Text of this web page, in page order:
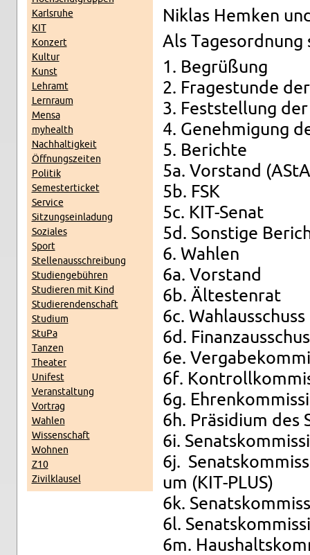
Karls­ru­he
KIT
Kon­zert
Kul­tur
Kunst
Lehr­amt
Lern­raum
Mensa
myhe­alth
Nach­hal­tig­keit
Öff­nungs­zei­ten
Po­li­tik
Se­mes­ter­ti­cket
Ser­vice
Sit­zungs­ein­la­dung
So­zia­les
Sport
Stel­len­aus­schrei­bung
Stu­di­en­ge­büh­ren
Stu­die­ren mit Kind
Stu­die­ren­den­schaft
Stu­di­um
StuPa
Tan­zen
Thea­ter
Uni­fest
Ver­an­stal­tung
Vor­trag
Wah­len
Wis­sen­schaft
Woh­nen
Z10
Zi­vil­klau­sel
Ni­k­las Hem­ken
Als Ta­ges­ord­nung
1. Be­grü­ßung
2. Fra­ge­stun­de
3. Fest­stel­lung
4. Ge­neh­mi­gung
5. Be­rich­te
5a. Vor­stand
5b. FSK
5c. KIT-Se­nat
5d. Sons­ti­ge
6. Wah­len
6a. Vor­stand
6b. Äl­tes­ten­rat
6c. Wahl­aus­schuss
6d.
6e.
6f.
6g.
6h. Prä­si­di­um des
6i.
6j.
um (KIT-PLUS)
6k.
6l.
6m.